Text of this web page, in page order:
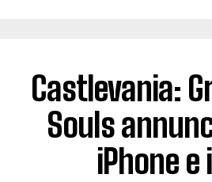
Castlevania:
Souls
iPhone e